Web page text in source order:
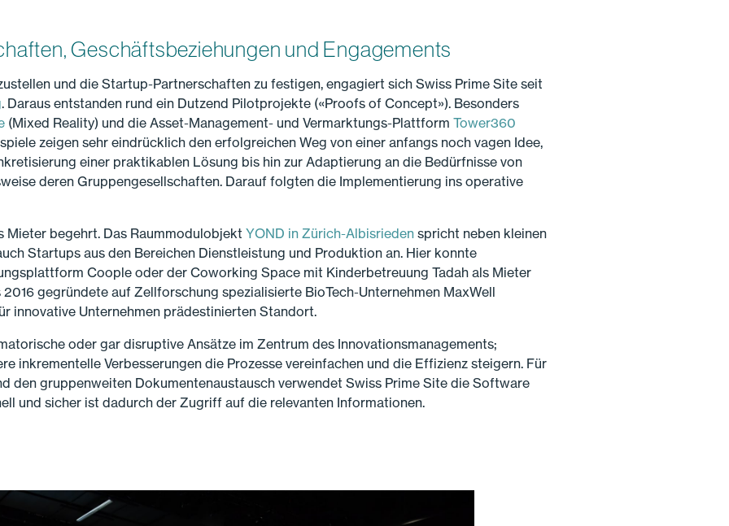
Geschäftsbeziehungen und Engagements
und die Startup-Partnerschaften zu festigen, engagiert sich Swiss Prime Site seit
. Daraus entstanden rund ein Dutzend Pilotprojekte («Proofs of Concept»). Besonders
(Mixed Reality) und die Asset-Management- und Vermarktungs-PlattformTower360
zeigen sehr eindrücklich den erfolgreichen Weg von einer anfangs noch vagen Idee,
einer praktikablen Lösung bis hin zur Adaptierung an die Bedürfnisse von
deren Gruppengesellschaften. Darauf folgten die Implementierung ins operative
Mieter begehrt. Das RaummodulobjektYOND in Zürich-Albisrieden spricht neben kleinen
Startups aus den Bereichen Dienstleistung und Produktion an. Hier konnte
Coople oder der Coworking Space mit Kinderbetreuung Tadah als Mieter
gegründete auf Zellforschung spezialisierte BioTech-Unternehmen MaxWell
innovative Unternehmen prädestinierten Standort.
oder gar disruptive Ansätze im Zentrum des Innovationsmanagements;
inkrementelle Verbesserungen die Prozesse vereinfachen und die Effizienz steigern. Für
den gruppenweiten Dokumentenaustausch verwendet Swiss Prime Site die Software
und sicher ist dadurch der Zugriff auf die relevanten Informationen.